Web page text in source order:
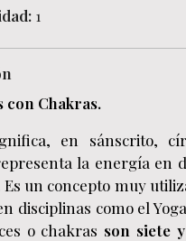
1
con Chakras.
en sánscrito,
la energía en
Es un concepto muy
disciplinas como el
o chakras son siete